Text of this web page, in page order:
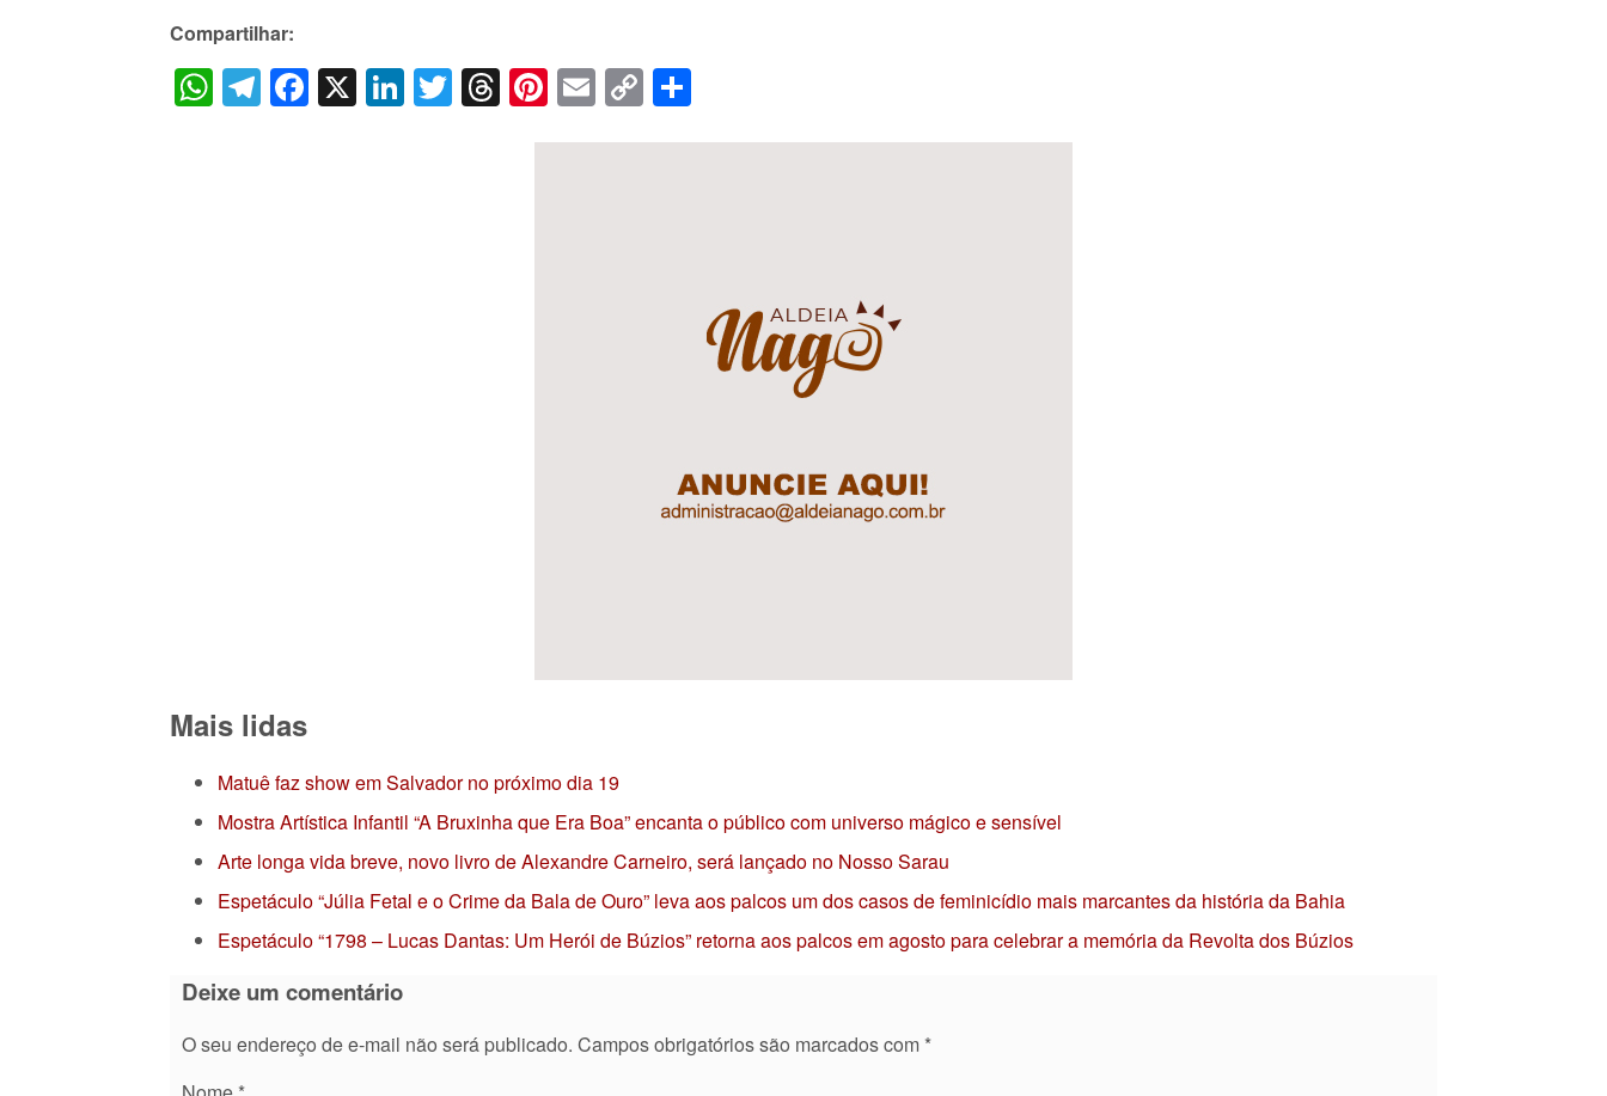
Compartilhar:
WhatsApp
Telegram
Facebook
X LinkedIn
Twitter
Threads
Pinterest
Email
Copy
Link
Mais lidas
Matuê faz show em Salvador no próximo dia 19
Mostra Artística Infantil “A Bruxinha que Era Boa” encanta o público com universo mágico e sensível
Arte longa vida breve, novo livro de Alexandre Carneiro, será lançado no Nosso Sarau
Espetáculo “Júlia Fetal e o Crime da Bala de Ouro” leva aos palcos um dos casos de feminicídio mais marcantes da história da Bahia
Espetáculo “1798 – Lucas Dantas: Um Herói de Búzios” retorna aos palcos em agosto para celebrar a memória da Revolta dos Búzios
Deixe um comentário
O seu endereço de e-mail não será publicado. Campos obrigatórios são marcados com *